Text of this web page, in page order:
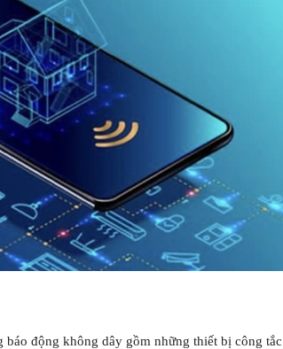
báo động không dây gồm những thiết bị công tắc